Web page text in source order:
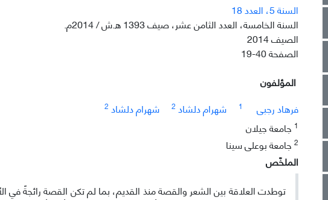
السنة 5، العدد 18
السنة الخامسة، العدد الثامن عشر، صيف 1393 ه.ش / 2014م.
الصيف 2014
الصفحة19-40
المؤلفون
فرهاد رجبی
1 شهرام دلشاد 2 شهرام دلشاد 2
1 جامعة جیلان
2 جامعة بوعلی سینا
الملخّص
توطدت العلاقة بين الشعر والقصة منذ القديم، بما لم تكن القصة رائجةً